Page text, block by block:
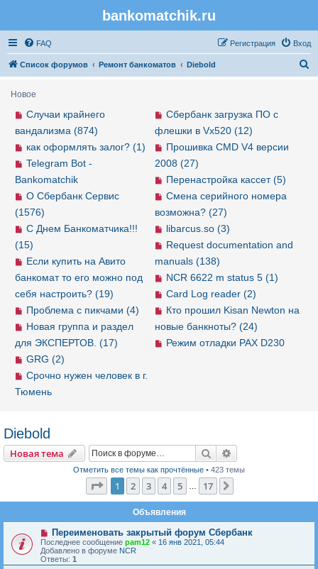
bankomatchik.ru
FAQ Вход
Регистрация
Список форумов Ремонт банкоматов Diebold
Новое
Сбербанк загрузка ПО с
флешки в Vx520 (12)
Прошивка CMD V4 версии
2008 (27)
Перенастройка кассет (5)
Смена серийного номера
возможна? (27)
libarcus.so (3)
Request documentation and
manuals (138)
NCR 6622 m status 5 (1)
Card Log reader (2)
Кто прошил Kisan Newton на
новые банкноты? (24)
Режим отладки PAX D230
Случаи крайнего
вандализма (874)
как оформлять залог? (1)
Telegram Bot -
Bankomatchik
О Сбербанк Сервис
(1576)
С Днем Банкоматчика!!!
(15)
Если купить на Авито
банкомат то его можно под
себя настроить? (19)
Проблема с пикчами (4)
Новая группа и раздел
для ЭКСПЕРТОВ. (17)
GRG (2)
Срочно нужен человек в г.
Тюмень
Diebold
Новая тема
Новаятема Поиск
Отметить все темы как прочтённые • 423 темы
Страница из 17
1 2 3 4 5 17
Объявления
Переименовать закрытый форум Сбербанк
Последнее сообщение pam12 « 16 янв 2021, 05:44
Добавлено в форуме NCR
Ответы: 1